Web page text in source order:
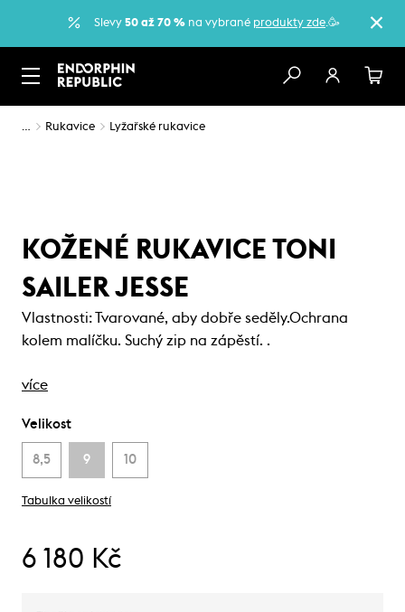
Slevy 50 až 70 % na vybrané produkty zde.🥳
… Rukavice Lyžařské rukavice
KOŽENÉ RUKAVICE TONI
SAILER JESSE
Vlastnosti: Tvarované, aby dobře seděly.Ochrana
kolem malíčku. Suchý zip na zápěstí. .
více
Velikost
8,5 9 10
Tabulka velikostí
6 180 Kč